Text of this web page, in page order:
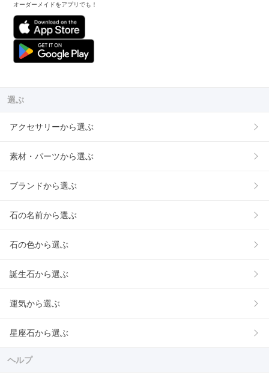
オーダーメイドをアプリでも！
選ぶ
アクセサリーから選ぶ
素材・パーツから選ぶ
ブランドから選ぶ
石の名前から選ぶ
石の色から選ぶ
誕生石から選ぶ
運気から選ぶ
星座石から選ぶ
ヘルプ